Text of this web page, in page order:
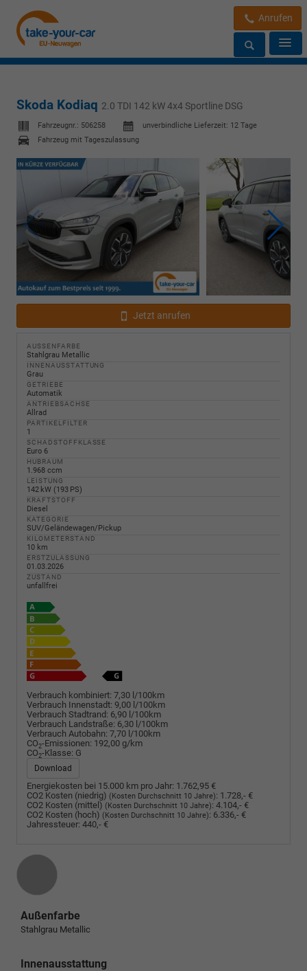
Anrufen
Skoda Kodiaq 2.0 TDI 142 kW 4x4 Sportline DSG
Fahrzeugnr.: 506258 unverbindliche Lieferzeit: 12 Tage
Fahrzeug mit Tageszulassung
Jetzt anrufen
AUSSENFARBE
Stahlgrau Metallic
INNENAUSSTATTUNG
Grau
GETRIEBE
Automatik
ANTRIEBSACHSE
Allrad
PARTIKELFILTER
1
SCHADSTOFFKLASSE
Euro 6
HUBRAUM
1.968 ccm
LEISTUNG
142 kW (193 PS)
KRAFTSTOFF
Diesel
KATEGORIE
SUV/Geländewagen/Pickup
KILOMETERSTAND
10 km
ERSTZULASSUNG
01.03.2026
ZUSTAND
unfallfrei
Verbrauch kombiniert: 7,30 l/100km
Verbrauch Innenstadt: 9,00 l/100km
Verbrauch Stadtrand: 6,90 l/100km
Verbrauch Landstraße: 6,30 l/100km
Verbrauch Autobahn: 7,70 l/100km
CO2-Emissionen: 192,00 g/km
CO2-Klasse: G
Download
Energiekosten bei 15.000 km pro Jahr: 1.762,95 €
CO2 Kosten (niedrig) (Kosten Durchschnitt 10 Jahre): 1.728,- €
CO2 Kosten (mittel) (Kosten Durchschnitt 10 Jahre): 4.104,- €
CO2 Kosten (hoch) (Kosten Durchschnitt 10 Jahre): 6.336,- €
Jahressteuer: 440,- €
Außenfarbe
Stahlgrau Metallic
Innenausstattung